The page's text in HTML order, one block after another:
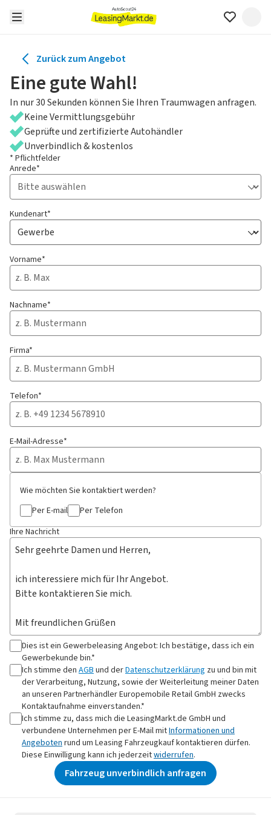
Zurück zum Angebot
Eine gute Wahl!
In nur 30 Sekunden können Sie Ihren Traumwagen anfragen.
Keine Vermittlungsgebühr
Geprüfte und zertifizierte Autohändler
Unverbindlich & kostenlos
* Pflichtfelder
Anrede*
Kundenart*
Vorname*
Nachname*
Firma*
Telefon*
E-Mail-Adresse*
Wie möchten Sie kontaktiert werden?
Per E-mail
Per Telefon
Ihre Nachricht
Dies ist ein Gewerbeleasing Angebot: Ich bestätige, dass ich ein
Gewerbekunde bin.*
Ich stimme den AGBund derDatenschutzerklärung zu und bin mit
der Verarbeitung, Nutzung, sowie der Weiterleitung meiner Daten
an unseren Partnerhändler Europemobile Retail GmbH zwecks
Kontaktaufnahme einverstanden.*
Ich stimme zu, dass mich die LeasingMarkt.de GmbH und
verbundene Unternehmen per E-Mail mitInformationen und
Angebotenrund um Leasing Fahrzeugkauf kontaktieren dürfen.
Diese Einwilligung kann ich jederzeitwiderrufen.
Fahrzeug unverbindlich anfragen